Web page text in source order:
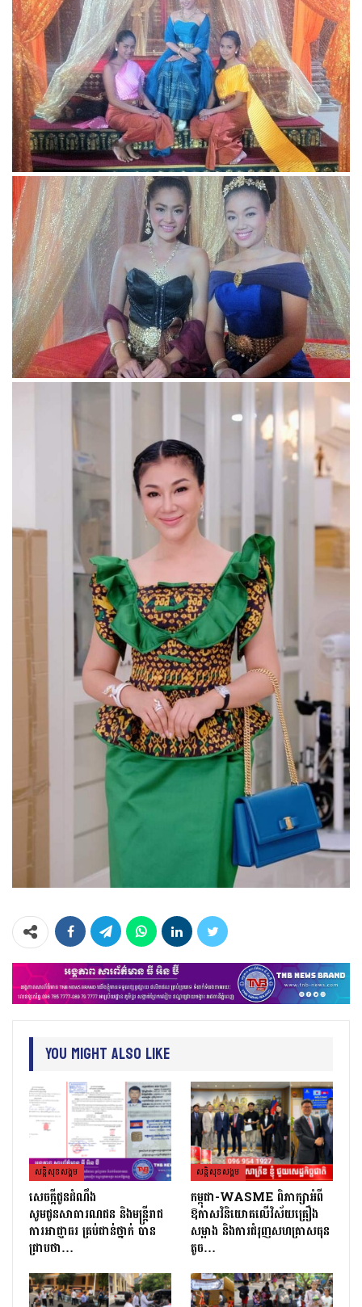
You Might Also Like
សន្តិសុខសង្គម
សេចក្ដីជូនដំណឹង
សូមជូនសាធារណជន និងមន្ត្រីរាជ
ការអាជ្ញាធរ គ្រប់ជាន់ថ្នាក់ បាន
ជ្រាបថា…
សន្តិសុខសង្គម
កម្ពុជា-WASME ពិភាក្សាអំពី
ឱកាសវិនិយោគលើវិស័យគ្រឿង
សម្អាង និងការជំរុញសហគ្រាសធុន
តូច…